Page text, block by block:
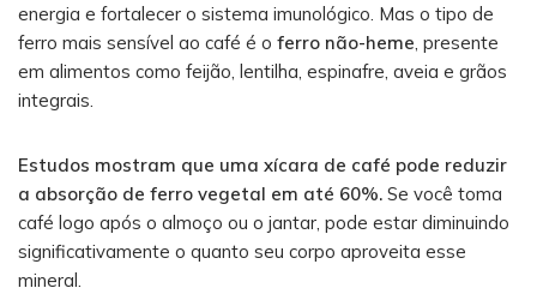
energia e fortalecer o sistema imunológico. Mas o tipo de
ferro mais sensível ao café é o ferro não-heme , presente
em alimentos como feijão, lentilha, espinafre, aveia e grãos
integrais.
Estudos mostram que uma xícara de café pode reduzir
a absorção de ferro vegetal em até 60%. Se você toma
café logo após o almoço ou o jantar, pode estar diminuindo
significativamente o quanto seu corpo aproveita esse
mineral.